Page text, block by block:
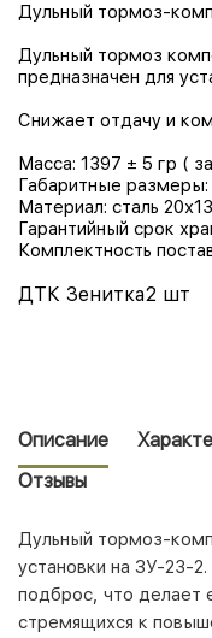
Дульный тормоз-
Дульный тормоз
предназначен для
Снижает отдачу и
Масса: 1397 ± 5 гр (
Габаритные размеры:
Материал: сталь 20х13
Гарантийный срок
Комплектность
ДТК Зенитка2 шт
Описание
Отзывы
Дульный тормоз-
установки на ЗУ-23-
подброс, что делает
стремящихся к